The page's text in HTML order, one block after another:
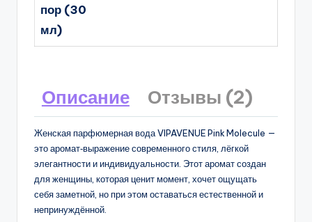
пор (30
мл)
Описание Отзывы (2)
Женская парфюмерная вода VIPAVENUE Pink Molecule —
это аромат‑выражение современного стиля, лёгкой
элегантности и индивидуальности. Этот аромат создан
для женщины, которая ценит момент, хочет ощущать
себя заметной, но при этом оставаться естественной и
непринуждённой.